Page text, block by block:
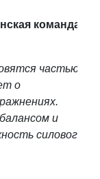
команда
частью
о
и
силового